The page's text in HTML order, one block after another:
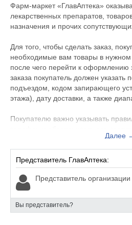
Фарм-маркет «ГлавАптека»
лекарственных препаратов,
назначения и прочих
Для того, чтобы сделать заказ,
необходимые вам товары в нужном
после чего перейти к
заказа покупатель должен указать
подъездом, кодом запирающего
этажа), дату доставки, а также
Покупателю важно указывать
менеджер и курьер могли
уточнения деталей заказа.
комментарии к заказу в
Сделать заказ в интернет-аптеке
зарегистрированные покупатели,
незарегистрированные.
преимущества, как сохранение
Далее
Представитель ГлавАптека:
Представитель организации
Вы представитель?